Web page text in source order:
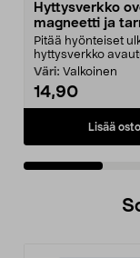
Hyttysverkko
magneetti ja
x 220 cm
Pitää hyönteiset
hyttysverkko
Väri: Valkoinen
14,90
Lisää